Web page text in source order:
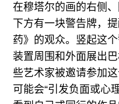
在穆塔尔的画的右侧
下方有一块警告牌，
药》的观众。竖起这
装置周围和外面展出
些艺术家被邀请参加
可能会“引发负面或心